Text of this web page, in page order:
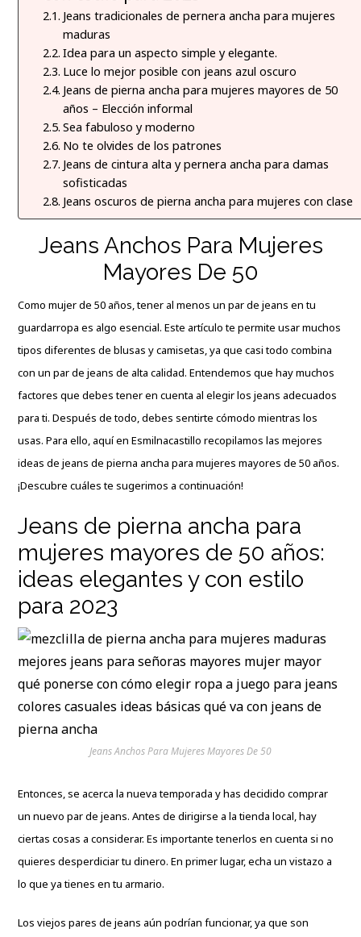
Jeans tradicionales de pernera ancha para mujeres
maduras
Idea para un aspecto simple y elegante.
Luce lo mejor posible con jeans azul oscuro
Jeans de pierna ancha para mujeres mayores de 50
años – Elección informal
Sea fabuloso y moderno
No te olvides de los patrones
Jeans de cintura alta y pernera ancha para damas
sofisticadas
Jeans oscuros de pierna ancha para mujeres con clase
Jeans Anchos Para Mujeres
Mayores De 50
Como mujer de 50 años, tener al menos un par de jeans en tu
guardarropa es algo esencial. Este artículo te permite usar muchos
tipos diferentes de blusas y camisetas, ya que casi todo combina
con un par de jeans de alta calidad. Entendemos que hay muchos
factores que debes tener en cuenta al elegir los jeans adecuados
para ti. Después de todo, debes sentirte cómodo mientras los
usas. Para ello, aquí enEsmilnacastillo recopilamos las mejores
ideas de jeans de pierna ancha para mujeres mayores de 50 años.
¡Descubre cuáles te sugerimos a continuación!
Jeans de pierna ancha para
mujeres mayores de 50 años:
ideas elegantes y con estilo
para 2023
Jeans Anchos Para Mujeres Mayores De 50
Entonces, se acerca la nueva temporada y has decidido comprar
un nuevo par de jeans. Antes de dirigirse a la tienda local, hay
ciertas cosas a considerar. Es importante tenerlos en cuenta si no
quieres desperdiciar tu dinero. En primer lugar, echa un vistazo a
lo que ya tienes en tu armario.
Los viejos pares de jeans aún podrían funcionar, ya que son